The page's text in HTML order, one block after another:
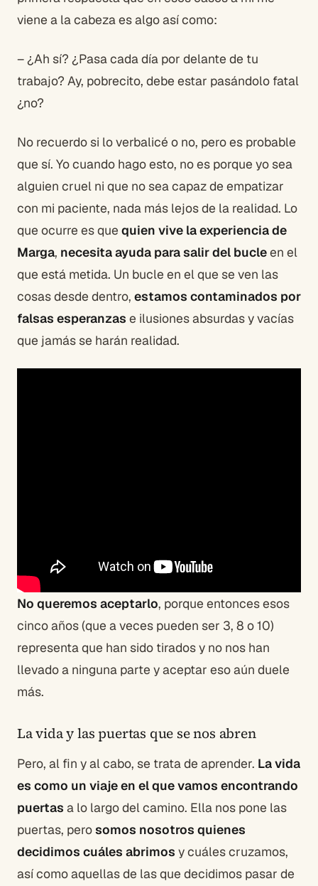
viene a la cabeza es algo así como:
– ¿Ah sí? ¿Pasa cada día por delante de tu
trabajo? Ay, pobrecito, debe estar pasándolo fatal
¿no?
No recuerdo si lo verbalicé o no, pero es probable
que sí. Yo cuando hago esto, no es porque yo sea
alguien cruel ni que no sea capaz de empatizar
con mi paciente, nada más lejos de la realidad. Lo
que ocurre es que quien vive la experiencia de
Marga, necesita ayuda para salir del bucleen el
que está metida. Un bucle en el que se ven las
cosas desde dentro, estamos contaminados por
falsas esperanzas e ilusiones absurdas y vacías
que jamás se harán realidad.
No queremos aceptarlo, porque entonces esos
cinco años (que a veces pueden ser 3, 8 o 10)
representa que han sido tirados y no nos han
llevado a ninguna parte y aceptar eso aún duele
más.
La vida y las puertas que se nos abren
Pero, al fin y al cabo, se trata de aprender. La vida
es como un viaje en el que vamos encontrando
puertas a lo largo del camino. Ella nos pone las
puertas, perosomos nosotros quienes
decidimos cuáles abrimos y cuáles cruzamos,
así como aquellas de las que decidimos pasar de